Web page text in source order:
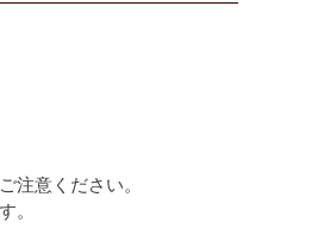
注意ください。
。